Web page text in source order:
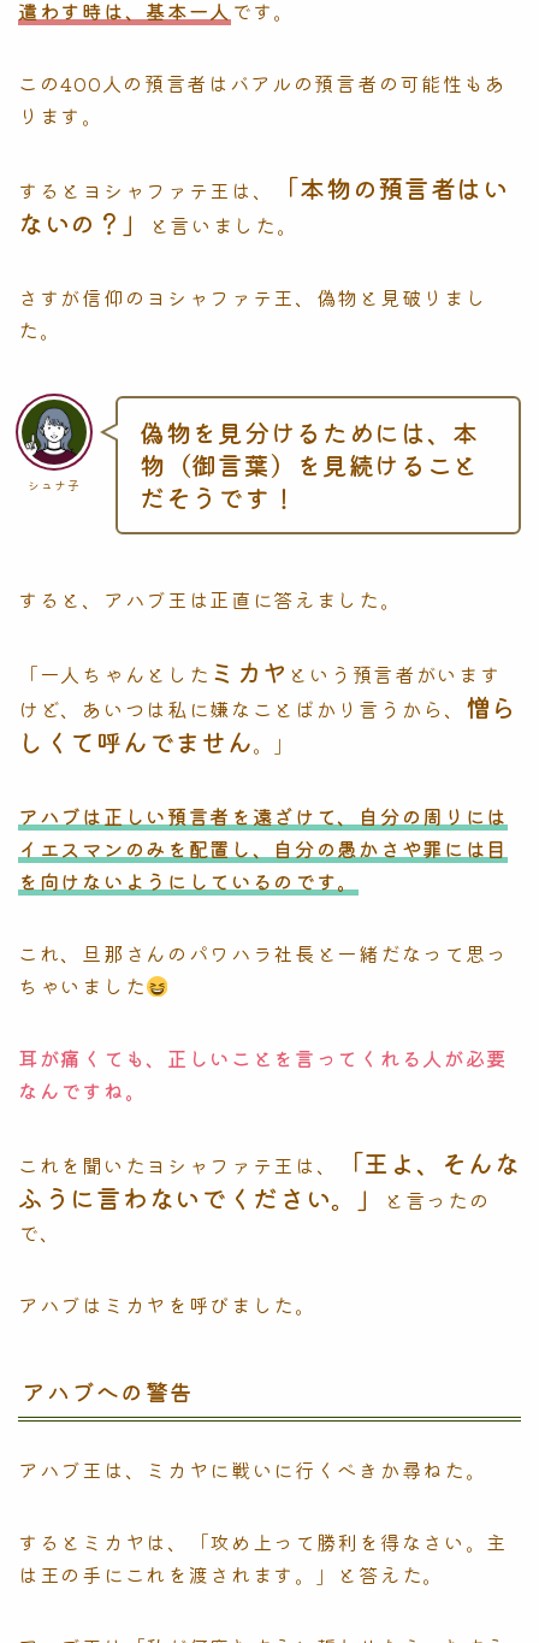
遣わす時は、基本一人 です。
この400人の預言者はバアルの預言者の可能性もあ
ります。
するとヨシャファテ王は、
「本物の預言者はい
ないの？」
と言いました。
さすが信仰のヨシャファテ王、偽物と見破りまし
た。
シュナ子
偽物を見分けるためには、本
物（御言葉）を見続けること
だそうです！
すると、アハブ王は正直に答えました。
「一人ちゃんとした ミカヤ という預言者がいます
けど、あいつは私に嫌なことばかり言うから、 憎ら
しくて呼んでません。」
アハブは正しい預言者を遠ざけて、自分の周りには
イエスマンのみを配置し、自分の愚かさや罪には目
を向けないようにしているのです。
これ、旦那さんのパワハラ社長と一緒だなって思っ
ちゃいました
耳が痛くても、正しいことを言ってくれる人が必要
なんですね。
これを聞いたヨシャファテ王は、
「王よ、そんな
ふうに言わないでください。」
と言ったの
で、
アハブはミカヤを呼びました。
アハブへの警告
アハブ王は、ミカヤに戦いに行くべきか尋ねた。
するとミカヤは、「攻め上って勝利を得なさい。主
は王の手にこれを渡されます。」と答えた。